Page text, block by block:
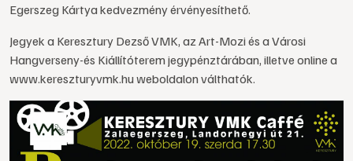
Egerszeg Kártya kedvezmény érvényesíthető.
Jegyek a Keresztury Dezső VMK, az Art-Mozi és a Városi
Hangverseny-és Kiállítóterem jegypénztárában, illetve online a
www.kereszturyvmk.hu weboldalon válthatók.